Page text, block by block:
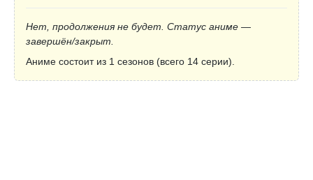
Нет, продолжения не будет. Статус аниме —
завершён/закрыт.
Аниме состоит из 1 сезонов (всего 14 серии).